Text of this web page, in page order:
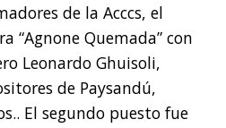
de la Acccs, el
“Agnone Quemada” con
Leonardo Ghuisoli,
de Paysandú,
El segundo puesto fue